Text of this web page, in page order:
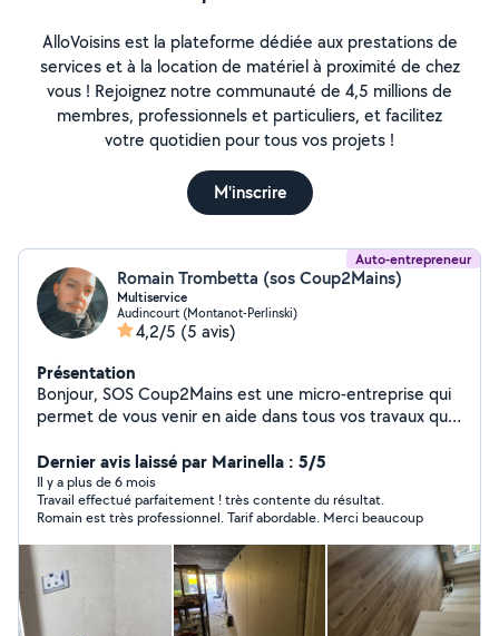
AlloVoisins est la plateforme dédiée aux prestations de
services et à la location de matériel à proximité de chez
vous ! Rejoignez notre communauté de 4,5 millions de
membres, professionnels et particuliers, et facilitez
votre quotidien pour tous vos projets !
M'inscrire
Auto-entrepreneur
Romain Trombetta (sos Coup2Mains)
Multiservice
Audincourt (Montanot-Perlinski)
4,2/5 (5 avis)
Présentation
Bonjour, SOS Coup2Mains est une micro-entreprise qui
permet de vous venir en aide dans tous vos travaux que
disposition du lundi au jeudi de Pour tout
renseignement, n'hésitez pas à me contacter par
téléphone ou message privé. Les devis sont gratuits.
Cordialement. Peinture, placo, bande à joints, pose de
sol , nettoyage haute pressions, etc
Dernier avis laissé par Marinella : 5/5
Il y a plus de 6 mois
Travail effectué parfaitement ! très contente du résultat.
Romain est très professionnel. Tarif abordable. Merci beaucoup